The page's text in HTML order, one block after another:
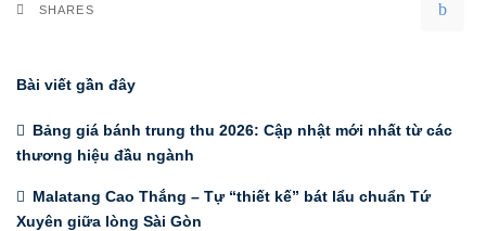
SHARES
Bài viết gần đây
Bảng giá bánh trung thu 2026: Cập nhật mới nhất từ các
thương hiệu đầu ngành
Malatang Cao Thắng – Tự “thiết kế” bát lẩu chuẩn Tứ
Xuyên giữa lòng Sài Gòn